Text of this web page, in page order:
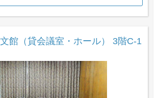
館（貸会議室・ホール） 3階C-1